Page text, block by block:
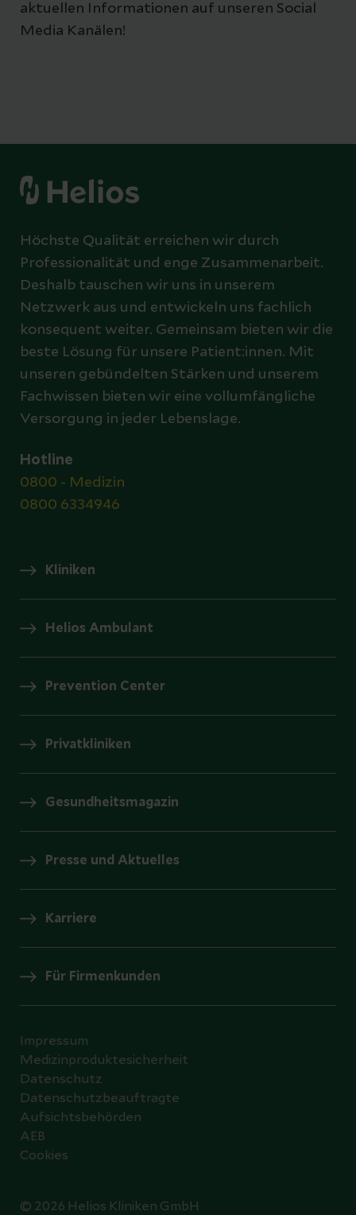
aktuellen Informationen auf unseren Social
Media Kanälen!
Höchste Qualität erreichen wir durch
Professionalität und enge Zusammenarbeit.
Deshalb tauschen wir uns in unserem
Netzwerk aus und entwickeln uns fachlich
konsequent weiter. Gemeinsam bieten wir die
beste Lösung für unsere Patient:innen. Mit
unseren gebündelten Stärken und unserem
Fachwissen bieten wir eine vollumfängliche
Versorgung in jeder Lebenslage.
Hotline
0800 - Medizin
0800 6334946
Kliniken
Helios Ambulant
Prevention Center
Privatkliniken
Gesundheitsmagazin
Presse und Aktuelles
Karriere
Für Firmenkunden
© 2026 Helios Kliniken GmbH
Impressum
Medizinproduktesicherheit
Datenschutz
Datenschutzbeauftragte
Aufsichtsbehörden
AEB
Cookies